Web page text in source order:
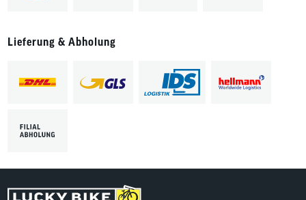
Lieferung & Abholung